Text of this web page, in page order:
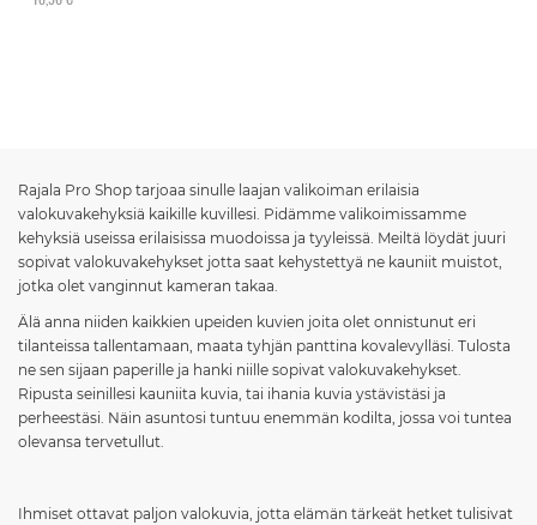
Rajala Pro Shop tarjoaa sinulle laajan valikoiman erilaisia
valokuvakehyksiä kaikille kuvillesi. Pidämme valikoimissamme
kehyksiä useissa erilaisissa muodoissa ja tyyleissä. Meiltä löydät juuri
sopivat valokuvakehykset jotta saat kehystettyä ne kauniit muistot,
jotka olet vanginnut kameran takaa.
Älä anna niiden kaikkien upeiden kuvien joita olet onnistunut eri
tilanteissa tallentamaan, maata tyhjän panttina kovalevylläsi. Tulosta
ne sen sijaan paperille ja hanki niille sopivat valokuvakehykset.
Ripusta seinillesi kauniita kuvia, tai ihania kuvia ystävistäsi ja
perheestäsi. Näin asuntosi tuntuu enemmän kodilta, jossa voi tuntea
olevansa tervetullut.
Ihmiset ottavat paljon valokuvia, jotta elämän tärkeät hetket tulisivat